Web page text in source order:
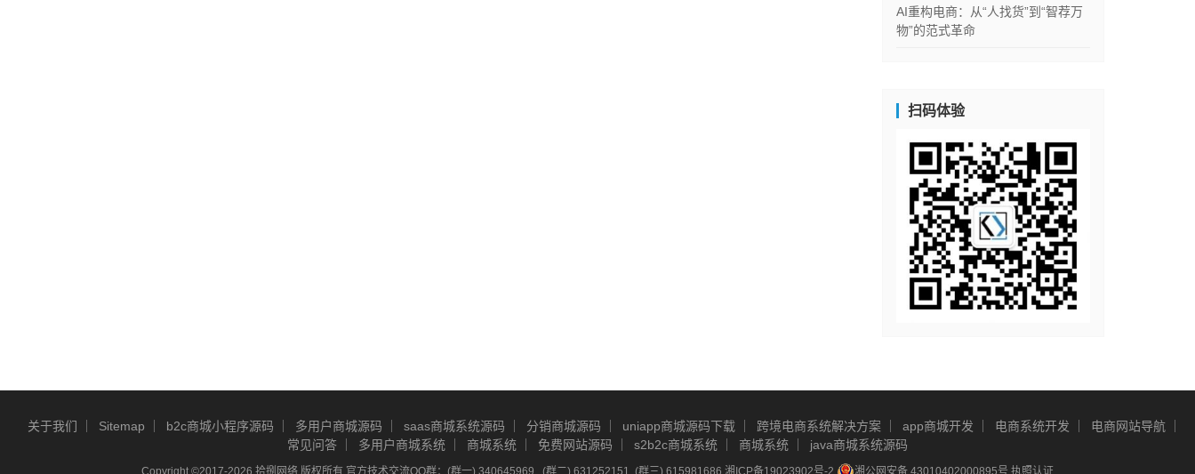
AI重构电商：从“人找货”到“智荐万
物”的范式革命
扫码体验
关于我们 Sitemap b2c商城小程序源码 多用户商城源码 saas商城系统源码 分销商城源码 uniapp商城源码下载 跨境电商系统解决方案 app商城开发 电商系统开发
电商网站导航
常见问答
多用户商城系统 商城系统 免费网站源码 s2b2c商城系统 商城系统 java商城系统源码
Copyright ©2017-2026 拾捌网络 版权所有 官方技术交流QQ群：(群一) 340645969 , (群二) 631252151, (群三) 615981686 湘ICP备19023902号-2 湘公网安备 43010402000895号 执照认证